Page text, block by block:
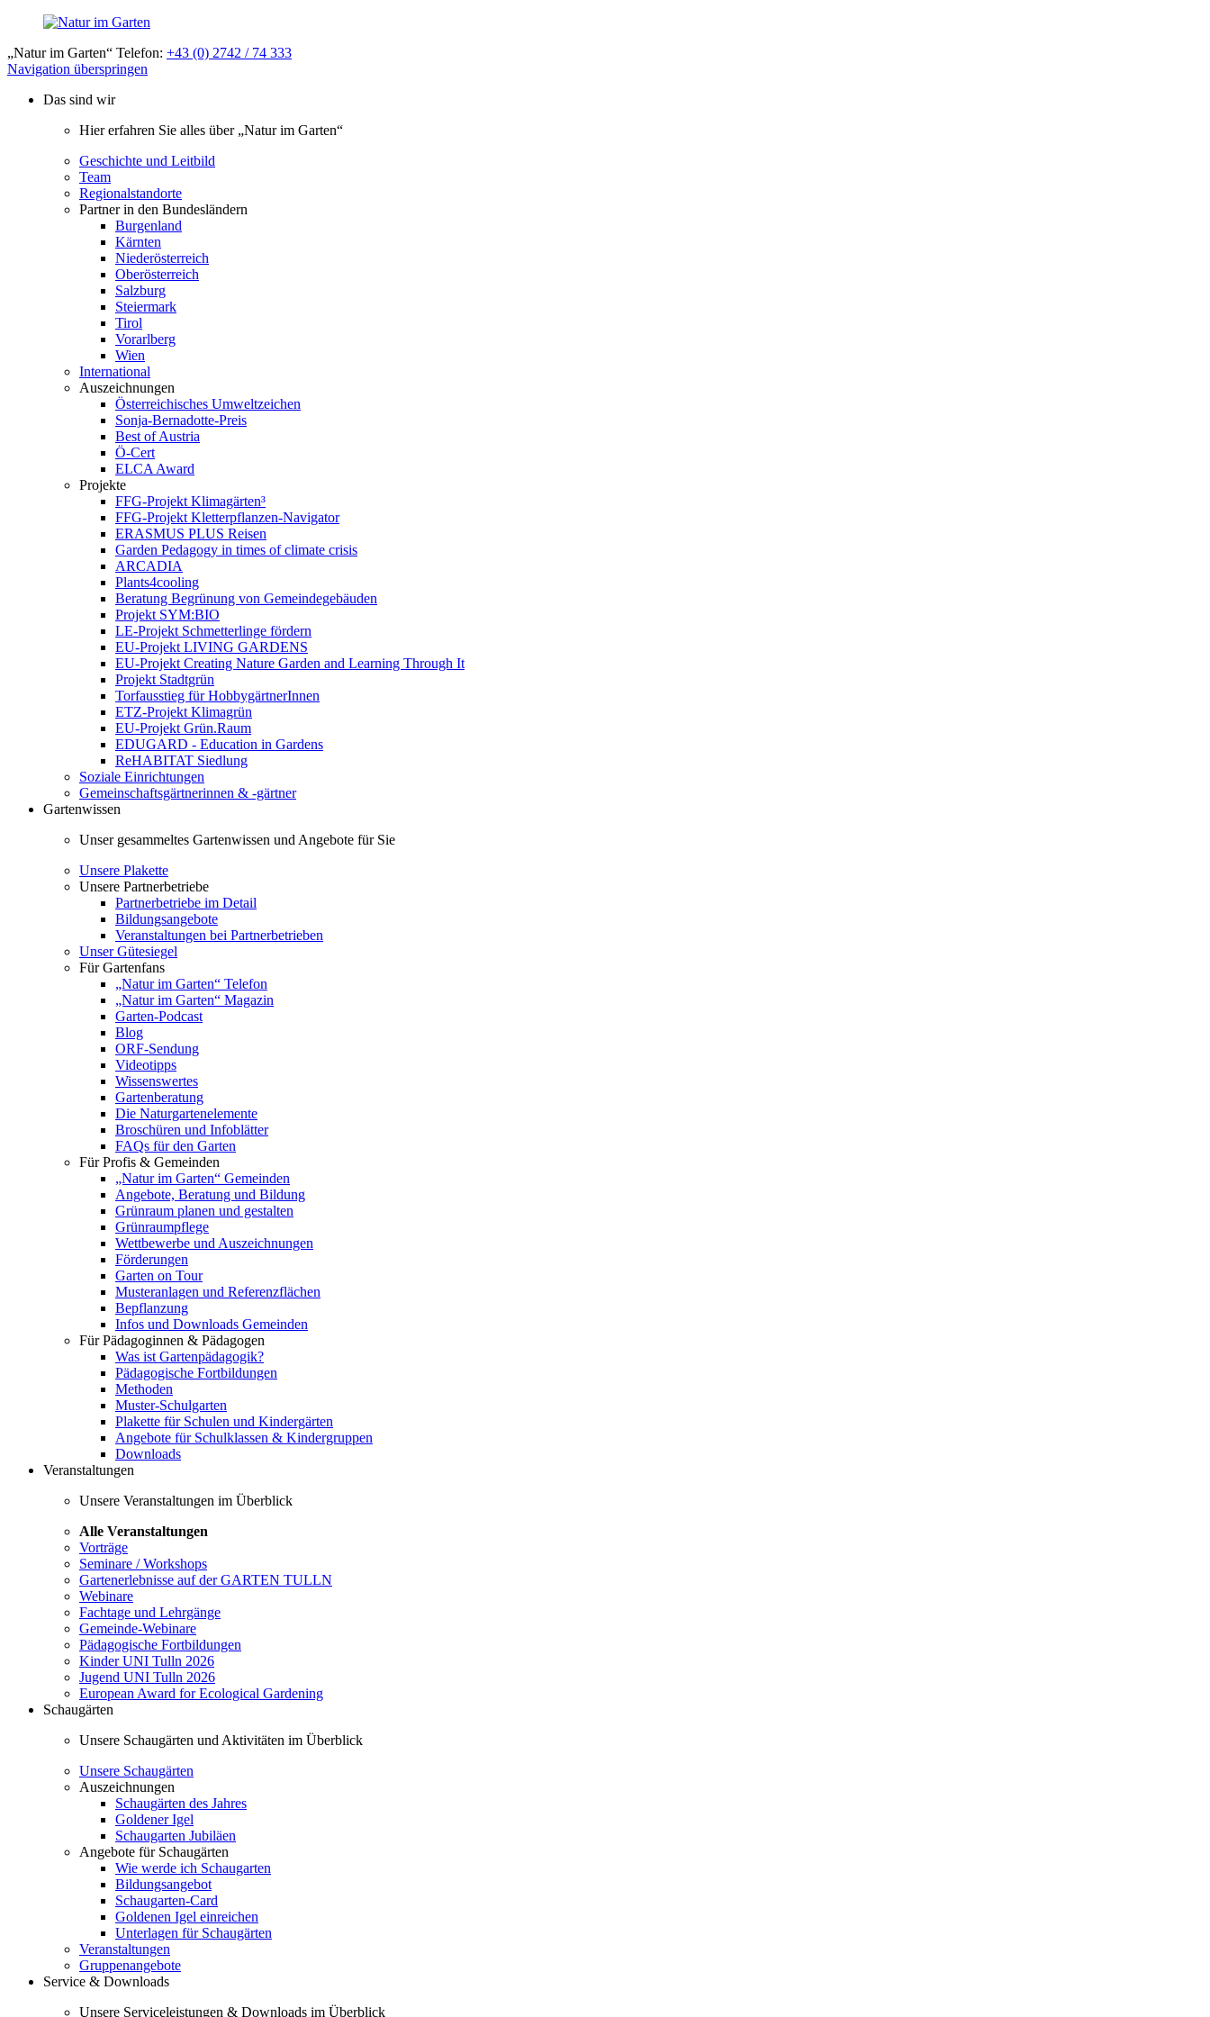
„Natur im Garten“ Telefon: +43 (0) 2742 / 74 333
Navigation überspringen
Das sind wir
Hier erfahren Sie alles über „Natur im Garten“
Geschichte und Leitbild
Team
Regionalstandorte
Partner in den Bundesländern
Burgenland
Kärnten
Niederösterreich
Oberösterreich
Salzburg
Steiermark
Tirol
Vorarlberg
Wien
International
Auszeichnungen
Österreichisches Umweltzeichen
Sonja-Bernadotte-Preis
Best of Austria
Ö-Cert
ELCA Award
Projekte
FFG-Projekt Klimagärten³
FFG-Projekt Kletterpflanzen-Navigator
ERASMUS PLUS Reisen
Garden Pedagogy in times of climate crisis
ARCADIA
Plants4cooling
Beratung Begrünung von Gemeindegebäuden
Projekt SYM:BIO
LE-Projekt Schmetterlinge fördern
EU-Projekt LIVING GARDENS
EU-Projekt Creating Nature Garden and Learning Through It
Projekt Stadtgrün
Torfausstieg für HobbygärtnerInnen
ETZ-Projekt Klimagrün
EU-Projekt Grün.Raum
EDUGARD - Education in Gardens
ReHABITAT Siedlung
Soziale Einrichtungen
Gemeinschaftsgärtnerinnen & -gärtner
Gartenwissen
Unser gesammeltes Gartenwissen und Angebote für Sie
Unsere Plakette
Unsere Partnerbetriebe
Partnerbetriebe im Detail
Bildungsangebote
Veranstaltungen bei Partnerbetrieben
Unser Gütesiegel
Für Gartenfans
„Natur im Garten“ Telefon
„Natur im Garten“ Magazin
Garten-Podcast
Blog
ORF-Sendung
Videotipps
Wissenswertes
Gartenberatung
Die Naturgartenelemente
Broschüren und Infoblätter
FAQs für den Garten
Für Profis & Gemeinden
„Natur im Garten“ Gemeinden
Angebote, Beratung und Bildung
Grünraum planen und gestalten
Grünraumpflege
Wettbewerbe und Auszeichnungen
Förderungen
Garten on Tour
Musteranlagen und Referenzflächen
Bepflanzung
Infos und Downloads Gemeinden
Für Pädagoginnen & Pädagogen
Was ist Gartenpädagogik?
Pädagogische Fortbildungen
Methoden
Muster-Schulgarten
Plakette für Schulen und Kindergärten
Angebote für Schulklassen & Kindergruppen
Downloads
Veranstaltungen
Unsere Veranstaltungen im Überblick
Alle Veranstaltungen
Vorträge
Seminare / Workshops
Gartenerlebnisse auf der GARTEN TULLN
Webinare
Fachtage und Lehrgänge
Gemeinde-Webinare
Pädagogische Fortbildungen
Kinder UNI Tulln 2026
Jugend UNI Tulln 2026
European Award for Ecological Gardening
Schaugärten
Unsere Schaugärten und Aktivitäten im Überblick
Unsere Schaugärten
Auszeichnungen
Schaugärten des Jahres
Goldener Igel
Schaugarten Jubiläen
Angebote für Schaugärten
Wie werde ich Schaugarten
Bildungsangebot
Schaugarten-Card
Goldenen Igel einreichen
Unterlagen für Schaugärten
Veranstaltungen
Gruppenangebote
Service & Downloads
Unsere Serviceleistungen & Downloads im Überblick